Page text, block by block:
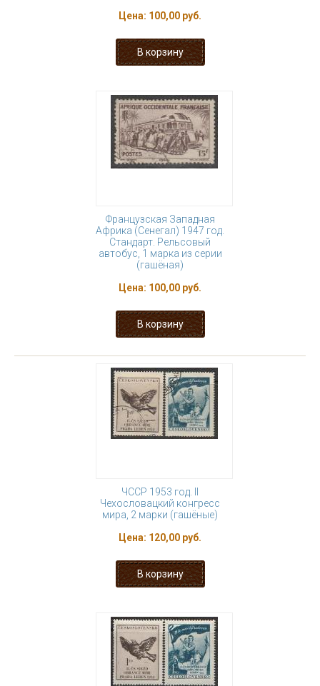
Цена: 100,00 руб.
Французская Западная
Африка (Сенегал) 1947 год.
Стандарт. Рельсовый
автобус, 1 марка из серии
(гашёная)
Цена: 100,00 руб.
ЧССР 1953 год. II
Чехословацкий конгресс
мира, 2 марки (гашёные)
Цена: 120,00 руб.